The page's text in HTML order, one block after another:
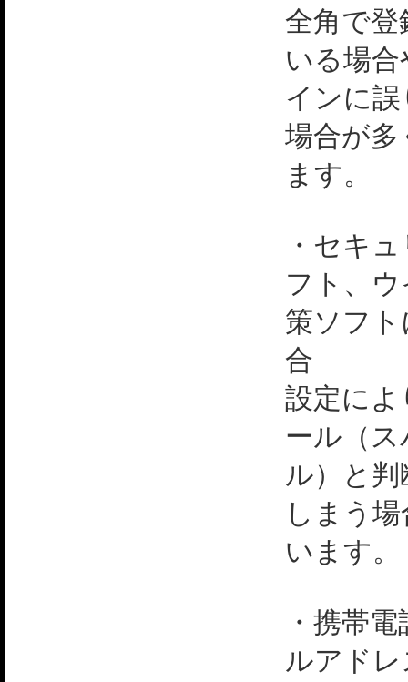
全角で
いる場
インに
場合が
ます。
・セキ
フト、
策ソフ
合
設定に
ール（
ル）と
しまう
います。
・携帯
ルアド